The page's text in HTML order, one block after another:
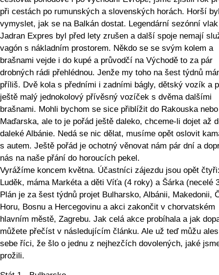
při cestách po rumunských a slovenských horách. Horší
vymyslet, jak se na Balkán dostat. Legendární sezónní vlak
Jadran Expres byl před lety zrušen a další spoje nemají
vagón s nákladním prostorem. Někdo se se svým kolem a
brašnami vejde i do kupé a průvodčí na Východě to za pár
drobných rádi přehlédnou. Jenže my toho na šest týdnů
příliš. Dvě kola s předními i zadními bágly, dětský vozík a
ještě malý jednokolový přívěsný vozíček s dvěma dalšími
brašnami. Mohli bychom se sice přiblížit do Rakouska nebo
Maďarska, ale to je pořád ještě daleko, chceme-li dojet až
daleké Albánie. Nedá se nic dělat, musíme opět oslovit
s autem. Ještě pořád je ochotný věnovat nám pár dní a
nás na naše přání do horoucích pekel.
Vyrážíme koncem května. Účastníci zájezdu jsou opět
Luděk, máma Markéta a děti Víťa (4 roky) a Šárka (necelé
Plán je za šest týdnů projet Bulharsko, Albánii, Makedonii,
Horu, Bosnu a Hercegovinu a akci zakončit v chorvatském
hlavním městě, Zagrebu. Jak celá akce probíhala a jak
můžete přečíst v následujícím článku. Ale už teď můžu
sebe říci, že šlo o jednu z nejhezčích dovolených, jaké
prožili.